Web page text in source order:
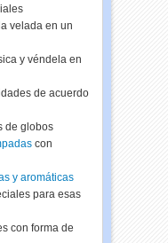
velada en un
y véndela en
de acuerdo
de globos
con
y aromáticas
para esas
con forma de